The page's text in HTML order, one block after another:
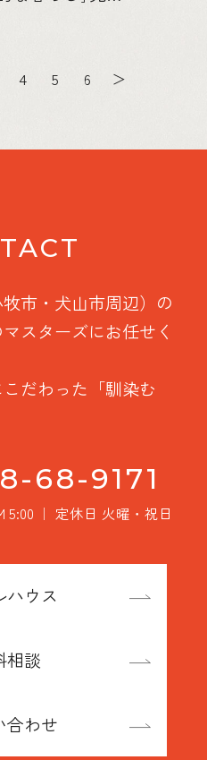
4 5 6
市・犬山市周辺）の
スターズにお任せく
だわった「馴染む
68-9171
｜ 定休日 火曜・祝日
ハウス
相談
合わせ